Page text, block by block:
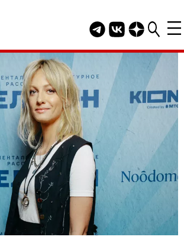
Telegram канал
Группа HELLO
Канал